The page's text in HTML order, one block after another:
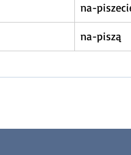
na-
na-piszą